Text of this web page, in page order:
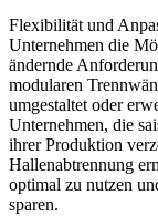
Flexibilität und
Unternehmen die
ändernde
modularen
umgestaltet oder
Unternehmen, die
ihrer Produktion
Hallenabtrennung
optimal zu nutzen
sparen.